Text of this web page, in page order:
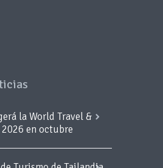
la World Travel &
en octubre